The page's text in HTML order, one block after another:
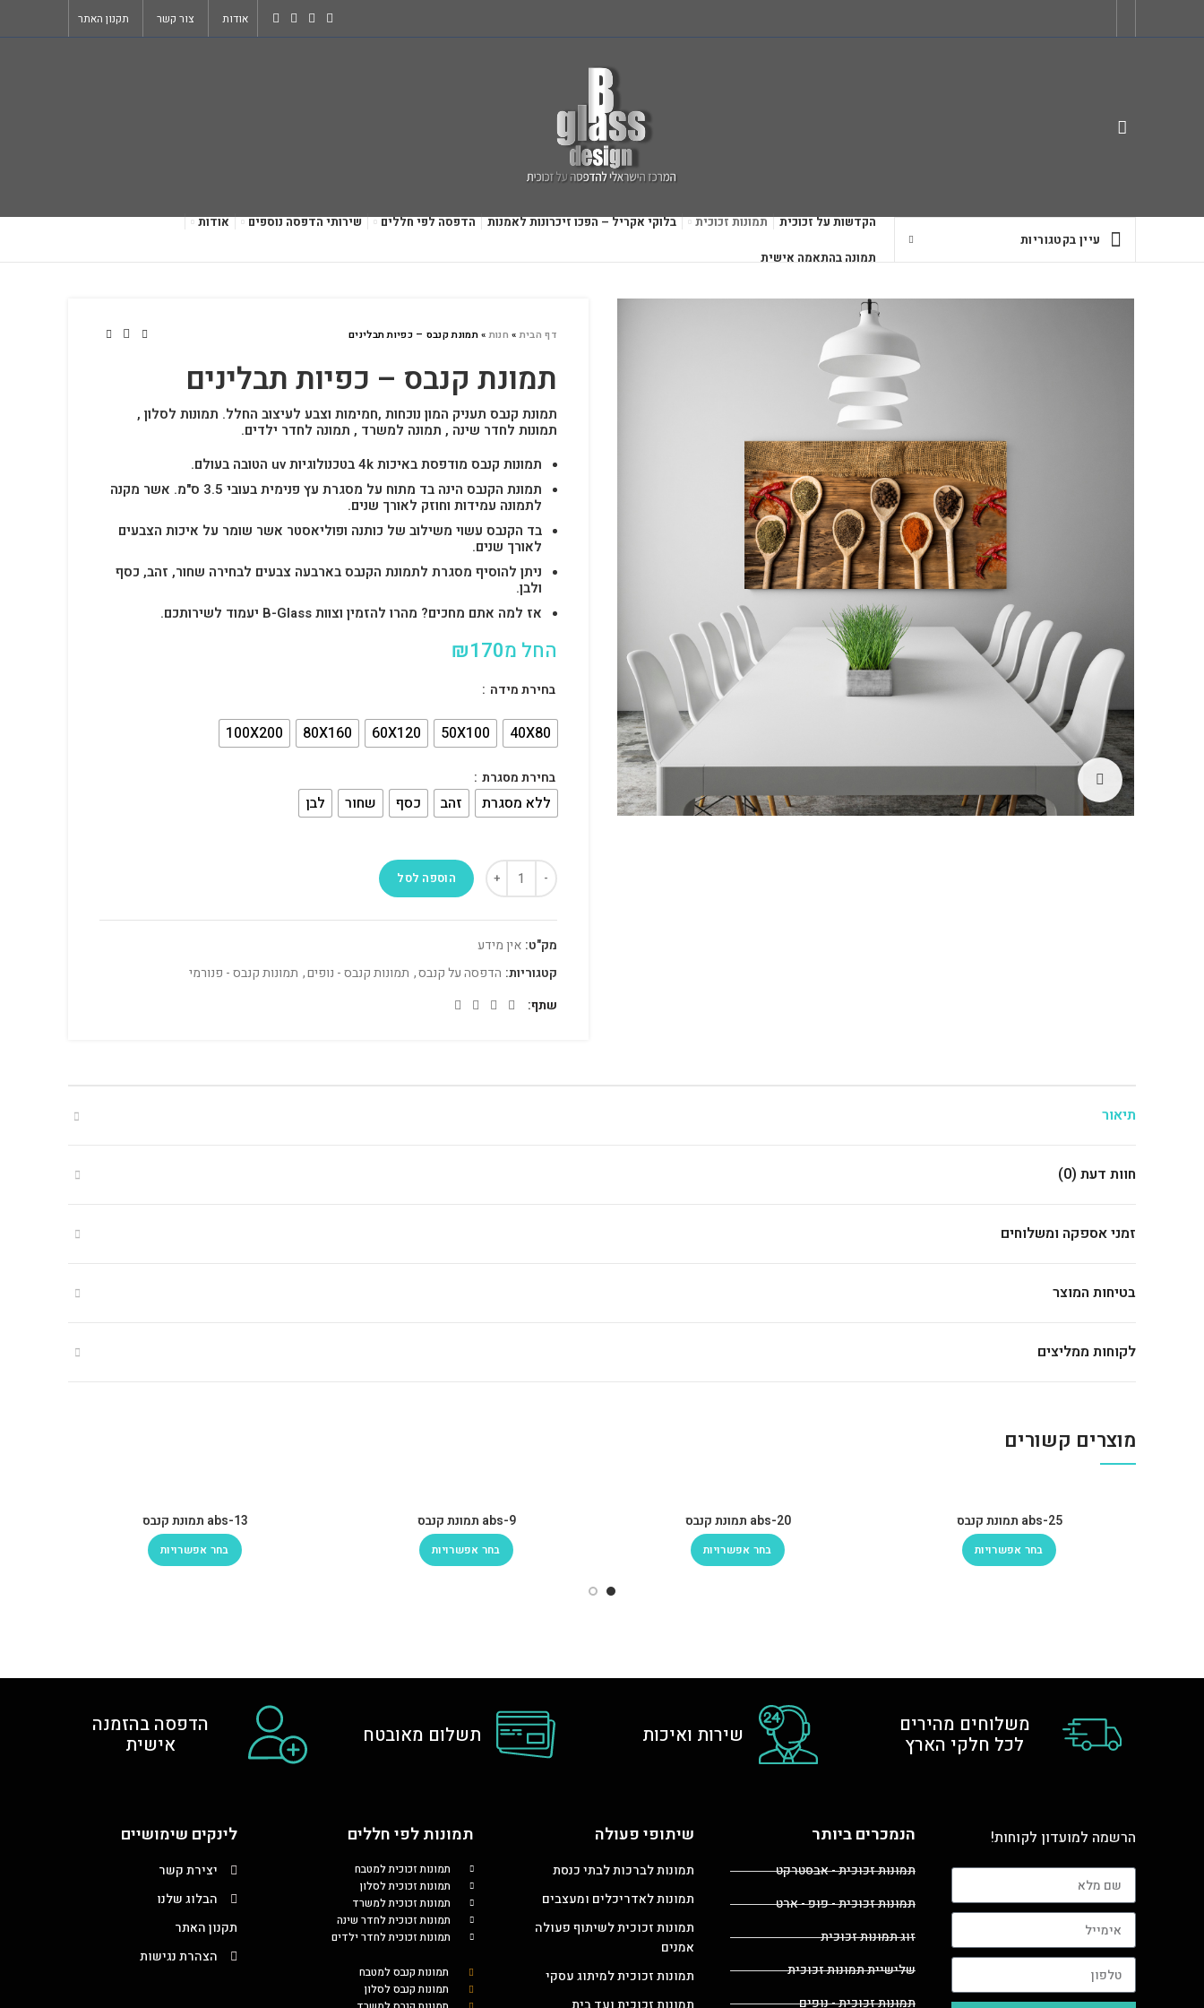
אודות צור קשר תקנון האתר
עיין בקטגוריות
הקדשות על זכוכית תמונות זכוכית בלוקי אקריל – הפכו זיכרונות לאמנות הדפסה לפי חללים שירותי הדפסה נוספים אודות
תמונה בהתאמה אישית
דף הבית» חנות»תמונת קנבס – כפיות תבלינים
תמונת קנבס – כפיות תבלינים
תמונת קנבס תעניק המון נוכחות ,חמימות וצבע לעיצוב החלל. תמונות לסלון ,
תמונות לחדר שינה , תמונה למשרד , תמונה לחדר ילדים.
תמונות קנבס מודפסת באיכות 4k בטכנולוגיות uv הטובה בעולם.
תמונת הקנבס הינה בד מתוח על מסגרת עץ פנימית בעובי 3.5 ס"מ. אשר מקנה
לתמונה עמידות וחוזק לאורך שנים.
בד הקנבס עשוי משילוב של כותנה ופוליאסטר אשר שומר על איכות הצבעים
לאורך שנים.
ניתן להוסיף מסגרת לתמונת הקנבס בארבעה צבעים לבחירה שחור, זהב, כסף
ולבן.
אז למה אתם מחכים? מהרו להזמין וצוות B-Glass יעמוד לשירותכם.
החל מ ₪170
בחירת מידה
40X80
50X100
60X120
80X160
100X200
בחירת מסגרת
ללא מסגרת זהב כסף שחור לבן
הוספה לסל
מק"ט: אין מידע
קטגוריות: הדפסה על קנבס, תמונות קנבס - נופים, תמונות קנבס - פנורמי
שתף
תיאור
חוות דעת (0)
זמני אספקה ומשלוחים
בטיחות המוצר
לקוחות ממליצים
מוצרים קשורים
abs-25 תמונת קנבס
בחר אפשרויות
abs-20 תמונת קנבס
בחר אפשרויות
abs-9 תמונת קנבס
בחר אפשרויות
abs-13 תמונת קנבס
בחר אפשרויות
משלוחים מהירים
לכל חלקי הארץ שירות ואיכות תשלום מאובטח הדפסה בהזמנה
אישית
הרשמה למועדון לקוחות! הנמכרים ביותר
תמונות זכוכית - אבסטרקט
תמונות זכוכית - פופ - ארט
זוג תמונות זכוכית
שלישיית תמונות זכוכית
תמונות זכוכית - נופים
שיתופי פעולה
תמונות לברכות לבתי כנסת
תמונות לאדריכלים ומעצבים
תמונות זכוכית לשיתוף פעולה
אמנים
תמונות זכוכית למיתוג עסקי
תמונות לפי חללים
תמונות זכוכית למטבח
תמונות זכוכית לסלון
תמונות זכוכית למשרד
תמונות זכוכית לחדר שינה
תמונות זכוכית לחדר ילדים
תמונות קנבס למטבח
תמונות קנבס לסלון
לינקים שימושיים
יצירת קשר
הבלוג שלנו
תקנון האתר
הצהרת נגישות